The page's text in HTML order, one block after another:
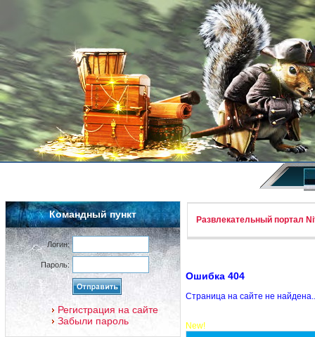
Командный пункт
Логин:
Пароль:
Регистрация на сайте
Забыли пароль
Развлекательный портал
Ошибка 404
Страница на сайте не
New!